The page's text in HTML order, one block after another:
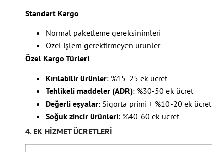
Standart Kargo
Normal paketleme gereksinimleri
Özel işlem gerektirmeyen ürünler
Özel Kargo Türleri
Kırılabilir ürünler: %15-25 ek ücret
Tehlikeli maddeler (ADR): %30-50 ek ücret
Değerli eşyalar: Sigorta primi + %10-20 ek ücret
Soğuk zincir ürünleri: %40-60 ek ücret
4. EK HIZMET ÜCRETLERI